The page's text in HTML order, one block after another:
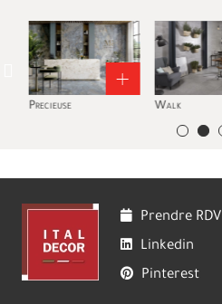
Precieuse Walk
Prendre RDV
Linkedin
Pinterest